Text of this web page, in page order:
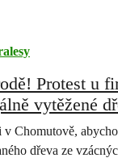
Protest u
vytěžené
v Chomutově,
dřeva ze